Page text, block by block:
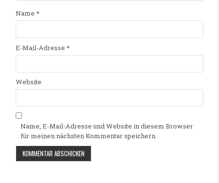
Name *
E-Mail-Adresse *
Website
Name, E-Mail-Adresse und Website in diesem Browser
für meinen nächsten Kommentar speichern.